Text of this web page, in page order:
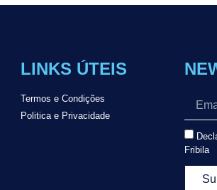
LINKS ÚTEIS
Termos e Condições
Politica e Privacidade
Fribila